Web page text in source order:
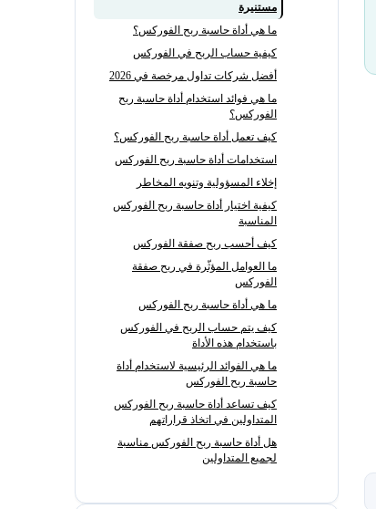
مستنيرة
ما هي أداة حاسبة ربح الفوركس؟
كيفية حساب الربح في الفوركس
أفضل شركات تداول مرخصة في 2026
ما هي فوائد استخدام أداة حاسبة ربح
الفوركس؟
كيف تعمل أداة حاسبة ربح الفوركس؟
استخدامات أداة حاسبة ربح الفوركس
إخلاء المسؤولية وتنويه المخاطر
كيفية اختيار أداة حاسبة ربح الفوركس
المناسبة
كيف أحسب ربح صفقة الفوركس
ما العوامل المؤثّرة في ربح صفقة
الفوركس
ما هي أداة حاسبة ربح الفوركس
كيف يتم حساب الربح في الفوركس
باستخدام هذه الأداة
ما هي الفوائد الرئيسية لاستخدام أداة
حاسبة ربح الفوركس
كيف تساعد أداة حاسبة ربح الفوركس
المتداولين في اتخاذ قراراتهم
هل أداة حاسبة ربح الفوركس مناسبة
لجميع المتداولين